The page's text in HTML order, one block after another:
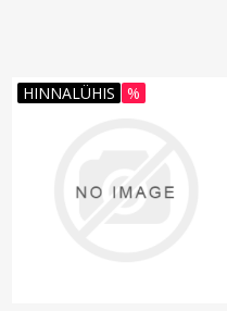
HINNALÜHIS %